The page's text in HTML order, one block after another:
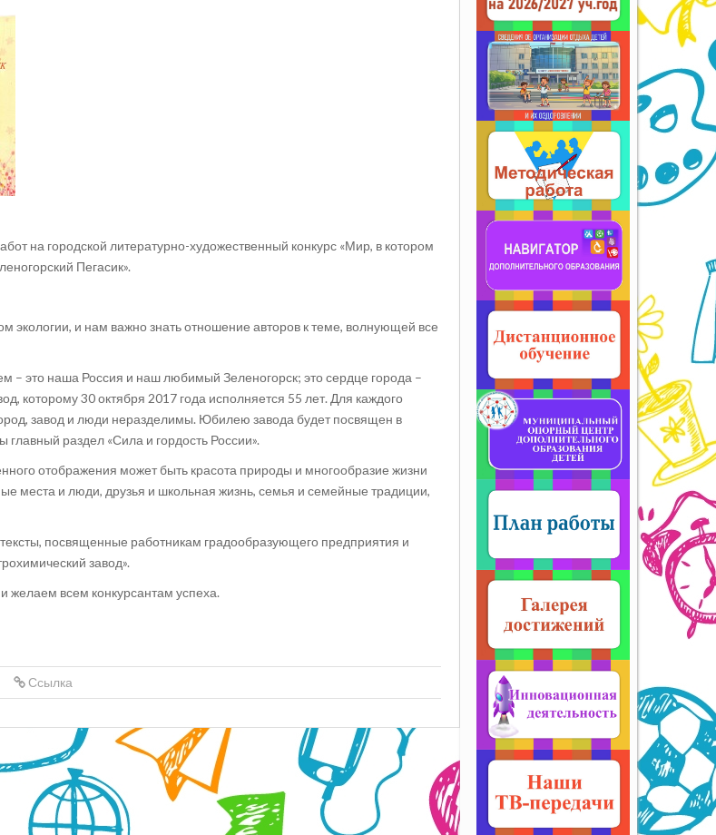
на городской литературно-художественный конкурс «Мир, в котором
Пегасик».
экологии, и нам важно знать отношение авторов к теме, волнующей все
– это наша Россия и наш любимый Зеленогорск; это сердце города –
которому 30 октября 2017 года исполняется 55 лет. Для каждого
завод и люди неразделимы. Юбилею завода будет посвящен в
главный раздел «Сила и гордость России».
отображения может быть красота природы и многообразие жизни
места и люди, друзья и школьная жизнь, семья и семейные традиции,
посвященные работникам градообразующего предприятия и
завод».
желаем всем конкурсантам успеха.
Ссылка